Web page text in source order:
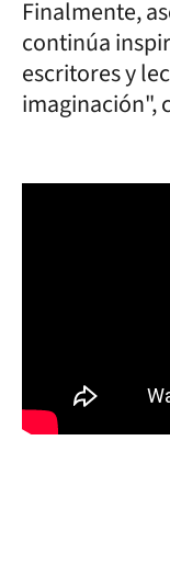
Finalmente,
continúa
escritores y
imaginación",